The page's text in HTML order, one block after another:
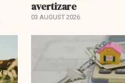
avertizare
03 AUGUST 2026